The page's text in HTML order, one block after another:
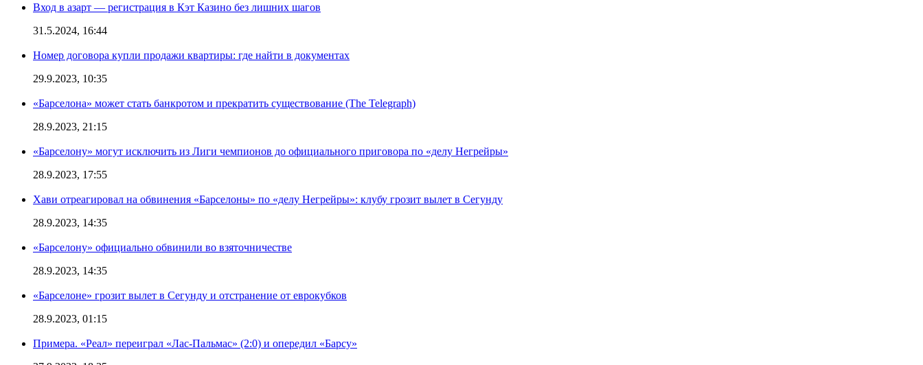
Вход в азарт — регистрация в Кэт Казино без лишних шагов
31.5.2024, 16:44
Номер договора купли продажи квартиры: где найти в документах
29.9.2023, 10:35
«Барселона» может стать банкротом и прекратить существование (The Telegraph)
28.9.2023, 21:15
«Барселону» могут исключить из Лиги чемпионов до официального приговора по «делу Негрейры»
28.9.2023, 17:55
Хави отреагировал на обвинения «Барселоны» по «делу Негрейры»: клубу грозит вылет в Сегунду
28.9.2023, 14:35
«Барселону» официально обвинили во взяточничестве
28.9.2023, 14:35
«Барселоне» грозит вылет в Сегунду и отстранение от еврокубков
28.9.2023, 01:15
Примера. «Реал» переиграл «Лас-Пальмас» (2:0) и опередил «Барсу»